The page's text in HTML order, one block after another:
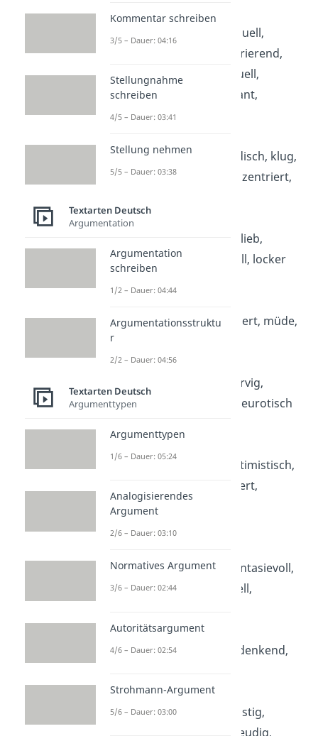
ideenreich, individuell,
inkonsequent, inspirierend,
intelligent, intellektuell,
interessiert, intolerant,
introvertiert
K:kämpferisch, kindisch, klug,
kontaktfreudig, konzentriert,
lebensfroh, leise, lieb,
liebenswert, liebevoll, locker
misstrauisch, motiviert, müde,
nachdenklich, nervig,
nervös, neugierig, neurotisch
oberflächlich,
opportunistisch, optimistisch,
ordentlich, organisiert,
orientierungslos
pflichtbewusst, phantasievoll,
planlos, professionell,
Q:qualifiziert, querdenkend,
R:realistisch, redelustig,
respektvoll, risikofreudig,
Kommentar schreiben
3/5 – Dauer: 04:16
Stellungnahme
schreiben
4/5 – Dauer: 03:41
Stellung nehmen
5/5 – Dauer: 03:38
Textarten Deutsch
Argumentation
Argumentation
schreiben
1/2 – Dauer: 04:44
Argumentationsstruktu
r
2/2 – Dauer: 04:56
Textarten Deutsch
Argumenttypen
Argumenttypen
1/6 – Dauer: 05:24
Analogisierendes
Argument
2/6 – Dauer: 03:10
Normatives Argument
3/6 – Dauer: 02:44
Autoritätsargument
4/6 – Dauer: 02:54
Strohmann-Argument
5/6 – Dauer: 03:00